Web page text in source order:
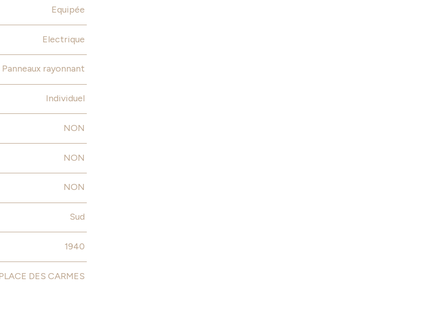
Equipée
Electrique
Panneaux rayonnant
Individuel
NON
NON
NON
Sud
1940
DES CARMES